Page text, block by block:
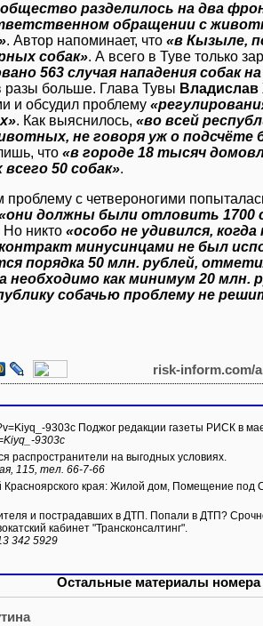
разделилось на два
обращении с
. Автор напоминает, что «в Кызыле,
собак». А всего в Туве только
563 случая нападения собак
разы больше. Глава Тувы
и обсудил проблему
. Как выяснилось, «во всей
не говоря уж о подсчёте
что «в городе 18 тысяч
50 собак».
с четвероногими
должны были отловить 1700
Но никто «особо не удивился,
минусинцами не был
порядка 50 млн. рублей,
как минимум 20 млн.
собачью проблему не
risk-inform.com/
9303c Поджог редакции газеты РИСК в
9303c
распространители на выгодных условиях.
115, тел. 66-7-66
Красноярского края: Жилой дом, Помещение под
и пострадавших в ДТП. Попали в ДТП?
кабинет "Трансконсалтинг".
342 5929
Остальные материалы номера